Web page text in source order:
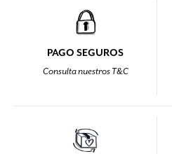
PAGO SEGUROS
Consulta nuestros T&C